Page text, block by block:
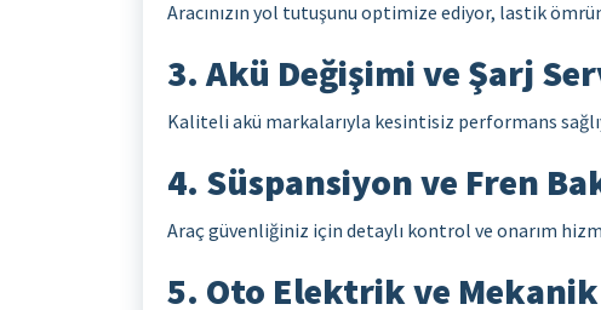
Aracınızın yol tutuşunu optimize ediyor, lastik
3. Akü Değişimi ve Şarj
Kaliteli akü markalarıyla kesintisiz performans
4. Süspansiyon ve Fren
Araç güvenliğiniz için detaylı kontrol ve onarım
5. Oto Elektrik ve